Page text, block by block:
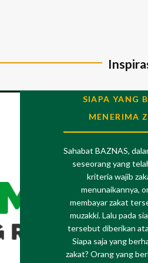
SIAPA YANG
MENERIMA
Sahabat BAZNAS,
seseorang yang
kriteria wajib
menunaikannya,
membayar zakat
muzakki. Lalu pada
tersebut diberikan
Siapa saja yang
zakat? Orang yang